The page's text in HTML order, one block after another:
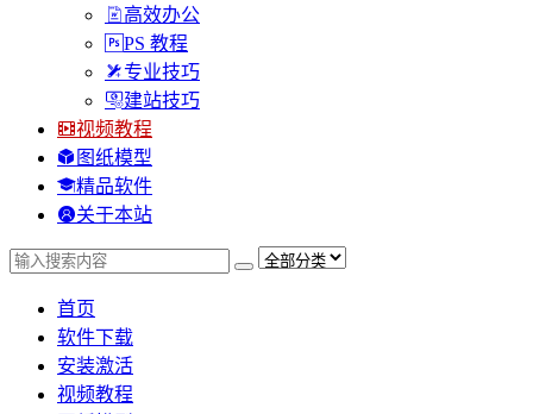
高效办公
PS 教程
专业技巧
建站技巧
视频教程
图纸模型
精品软件
关于本站
首页
软件下载
安装激活
视频教程